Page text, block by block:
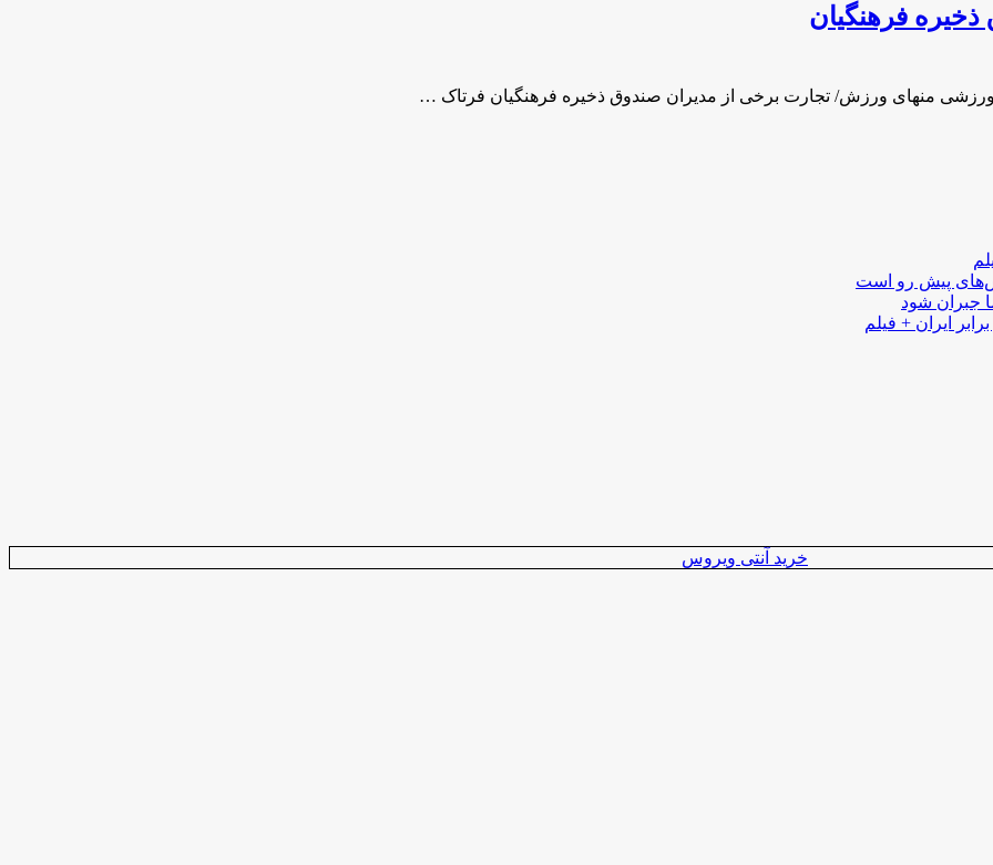
فرهنگیان
منهای ورزش/ تجارت برخی از مدیران صندوق ذخیره فرهنگیان فرتاک …
پیش رو است
جبران شود
ایران + فیلم
خرید آنتی ویروس